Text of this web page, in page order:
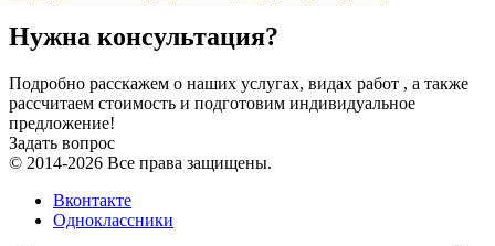
Нужна консультация?
Подробно расскажем о наших услугах, видах работ , а также
рассчитаем стоимость и подготовим индивидуальное
предложение!
Задать вопрос
© 2014-2026 Все права защищены.
Вконтакте
Одноклассники